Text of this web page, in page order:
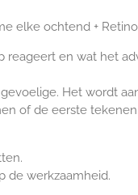
elke ochtend +
en wat het
Het wordt
of de eerste
de werkzaamheid.